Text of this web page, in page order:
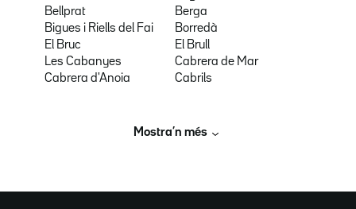
Bellprat
Berga
Bigues i Riells del Fai
Borredà
El Bruc
El Brull
Les Cabanyes
Cabrera de Mar
Cabrera d'Anoia
Cabrils
Mostra’n més